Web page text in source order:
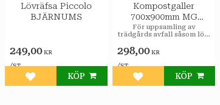
Lövräfsa Piccolo
BJÄRNUMS
249,00 KR
/ST
Lägg till i favoriter
KÖP
Kompostgaller
700x900mm MG
JOWEMA
För uppsamling av
trädgårds avfall såsom löv,
om 4 sidor vilka sätts
samman med de bifogade
298,00 KR
/ST
Lägg till i favoriter
KÖP